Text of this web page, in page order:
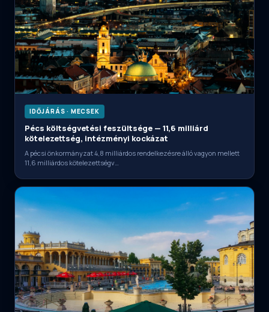
IDŐJÁRÁS · MECSEK
Pécs költségvetési feszültsége — 11,6 milliárd
kötelezettség, intézményi kockázat
A pécsi önkormányzat 4,8 milliárdos rendelkezésre álló vagyon mellett
11,6 milliárdos kötelezettségv…